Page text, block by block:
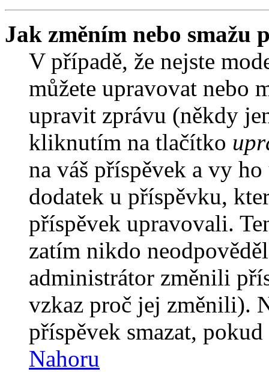
Jak změním nebo smažu
V případě, že nejste
můžete upravovat nebo
upravit zprávu (někdy
kliknutím na tlačítko
na váš příspěvek a vy
dodatek u příspěvku,
příspěvek upravovali.
zatím nikdo
administrátor změnili
vzkaz proč jej změnili).
příspěvek smazat,
Nahoru